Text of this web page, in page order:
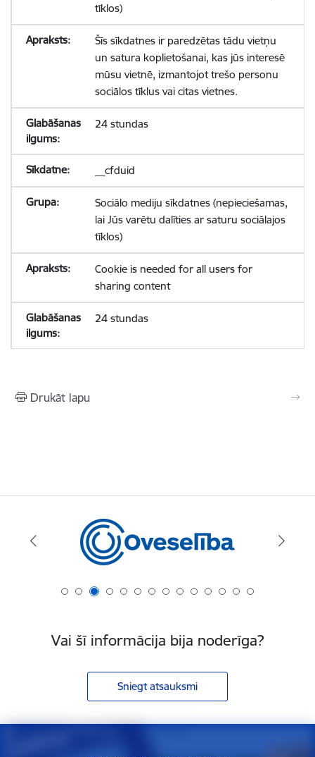
tīklos)
Šīs sīkdatnes ir paredzētas tādu vietņu
un satura koplietošanai, kas jūs interesē
mūsu vietnē, izmantojot trešo personu
sociālos tīklus vai citas vietnes.
24 stundas
__cfduid
Sociālo mediju sīkdatnes (nepieciešamas,
lai Jūs varētu dalīties ar saturu sociālajos
tīklos)
Cookie is needed for all users for
sharing content
24 stundas
Drukāt lapu
Vai šī informācija bija noderīga?
Sniegt atsauksmi